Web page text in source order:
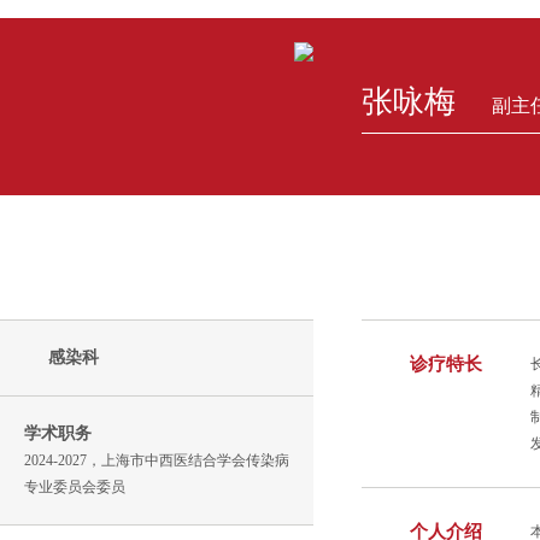
感染科
学术职务
2024-2027，上海市中西医结合学会传染病
专业委员会委员
张咏梅 副主
诊疗特长
个人介绍